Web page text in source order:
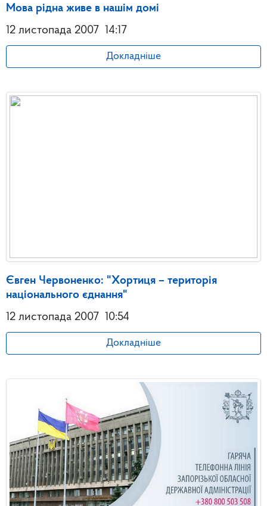
Мова рідна живе в нашім домі
12 листопада 2007 14:17
Докладніше
Євген Червоненко: "Хортиця – територія
національного єднання"
12 листопада 2007 10:54
Докладніше